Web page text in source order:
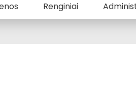
Renginiai